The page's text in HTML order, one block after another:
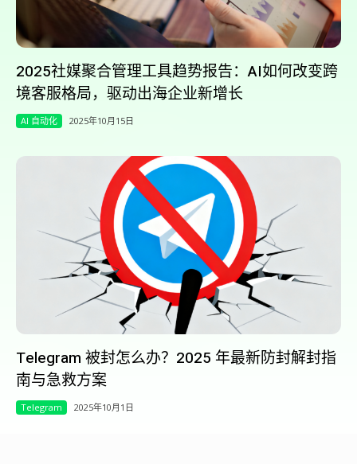
2025社媒聚合管理工具趋势报告：AI如何改变跨
境客服格局，驱动出海企业新增长
AI 自动化 2025年10月15日
Telegram 被封怎么办？2025 年最新防封解封指
南与急救方案
Telegram 2025年10月1日